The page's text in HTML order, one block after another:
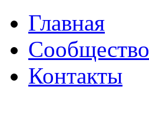
Главная
Сообщество
Контакты